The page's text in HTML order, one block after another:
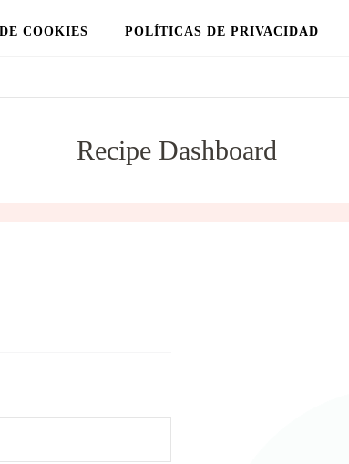
COOKIES POLÍTICAS DE PRIVACIDAD
Recipe Dashboard